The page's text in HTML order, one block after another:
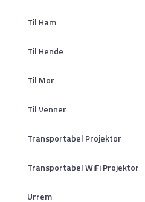
Til Ham
Til Hende
Til Mor
Til Venner
Transportabel Projektor
Transportabel WiFi Projektor
Urrem